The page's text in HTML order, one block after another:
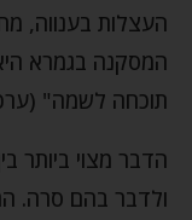
העצלות בענווה,
המסקנה בגמרא
תוכחה לשמה"
הדבר מצוי ביותר
ולדבר בהם סרה.